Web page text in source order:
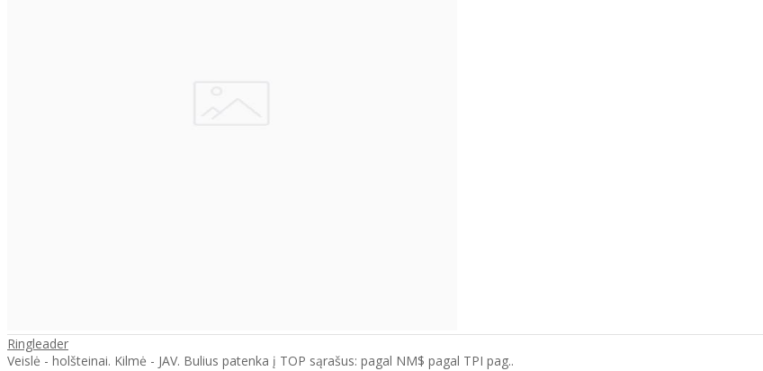
Ringleader
Veislė - holšteinai. Kilmė - JAV. Bulius patenka į TOP sąrašus: pagal NM$ pagal TPI pag..